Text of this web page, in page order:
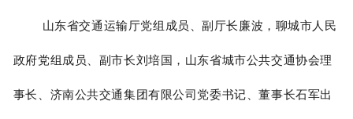
山东省交通运输厅党组成员、副厅长廉波，聊城市人民
政府党组成员、副市长刘培国，山东省城市公共交通协会理
事长、济南公共交通集团有限公司党委书记、董事长石军出